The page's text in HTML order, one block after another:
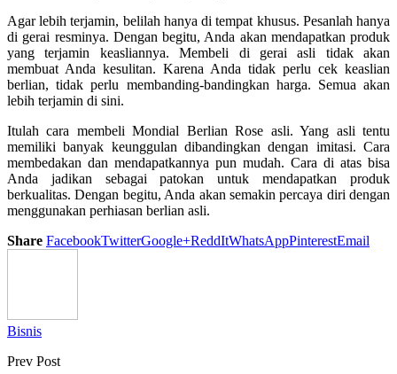
Agar lebih terjamin, belilah hanya di tempat khusus. Pesanlah hanya
di gerai resminya. Dengan begitu, Anda akan mendapatkan produk
yang terjamin keasliannya. Membeli di gerai asli tidak akan
membuat Anda kesulitan. Karena Anda tidak perlu cek keaslian
berlian, tidak perlu membanding-bandingkan harga. Semua akan
lebih terjamin di sini.
Itulah cara membeli Mondial Berlian Rose asli. Yang asli tentu
memiliki banyak keunggulan dibandingkan dengan imitasi. Cara
membedakan dan mendapatkannya pun mudah. Cara di atas bisa
Anda jadikan sebagai patokan untuk mendapatkan produk
berkualitas. Dengan begitu, Anda akan semakin percaya diri dengan
menggunakan perhiasan berlian asli.
Share FacebookTwitterGoogle+ReddItWhatsAppPinterestEmail
Bisnis
Prev Post